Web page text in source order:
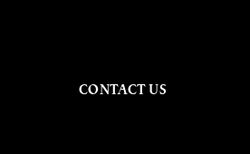
CONTACT US